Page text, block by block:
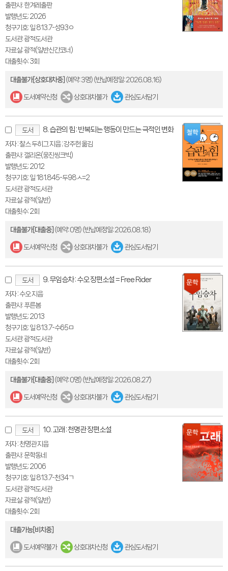
출판사: 한겨레출판
발행년도: 2026
청구기호: 일 813.7-성93ㅇ
도서관: 광적도서관
자료실: 광적(일반신간코너)
대출횟수: 3회
대출불가[상호대차중] (예약: 3명)(반납예정일: 2026.08.16)
도서예약신청 상호대차불가 관심도서담기
도서 8. 습관의 힘 : 반복되는 행동이 만드는 극적인 변화
저자 : 찰스 두히그 지음 ; 강주헌 옮김
출판사: 갤리온(웅진씽크빅)
발행년도: 2012
청구기호: 일 181.845-두98ㅅ=2
도서관: 광적도서관
자료실: 광적(일반)
대출횟수: 2회
대출불가[대출중] (예약: 0명)(반납예정일: 2026.08.18)
도서예약신청 상호대차불가 관심도서담기
도서 9. 무임승차 : 수오 장편소설 = Free Rider
저자 : 수오 지음
출판사: 푸른봄
발행년도: 2013
청구기호: 일 813.7-수65ㅁ
도서관: 광적도서관
자료실: 광적(일반)
대출횟수: 2회
대출불가[대출중] (예약: 0명)(반납예정일: 2026.08.27)
도서예약신청 상호대차불가 관심도서담기
도서 10. 고래 : 천명관 장편소설
저자 : 천명관 지음
출판사: 문학동네
발행년도: 2006
청구기호: 일 813.7-천34ㄱ
도서관: 광적도서관
자료실: 광적(일반)
대출횟수: 2회
대출가능[비치중]
도서예약불가 상호대차신청 관심도서담기